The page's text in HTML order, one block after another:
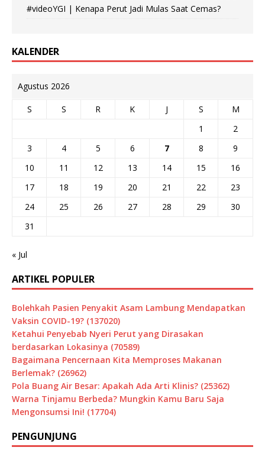
#videoYGI | Kenapa Perut Jadi Mulas Saat Cemas?
KALENDER
Agustus 2026
S S R K J S
M
1
2
3
4 5 6 7 8
9
10
11 12 13 14 15
16
17
18 19 20 21 22
23
24
25 26 27 28 29
30
31
« Jul
ARTIKEL POPULER
Bolehkah Pasien Penyakit Asam Lambung Mendapatkan
Vaksin COVID-19? (137020)
Ketahui Penyebab Nyeri Perut yang Dirasakan
berdasarkan Lokasinya (70589)
Bagaimana Pencernaan Kita Memproses Makanan
Berlemak? (26962)
Pola Buang Air Besar: Apakah Ada Arti Klinis? (25362)
Warna Tinjamu Berbeda? Mungkin Kamu Baru Saja
Mengonsumsi Ini! (17704)
PENGUNJUNG